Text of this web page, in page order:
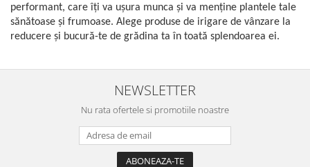
Gaming, Carti & Birotica
Birotica & Papetarie
Ingrijire personala & Cosmetice
Accesorii aparate de ras electrice
Accesorii aparate hair styling
Aparate & Accesorii ingrijire
performant, care îți va ușura munca și va menține plantele tale
sănătoase și frumoase. Alege produse de irigare de vânzare la
reducere și bucură-te de grădina ta în toată splendoarea ei.
NEWSLETTER
Nu rata ofertele si promotiile noastre